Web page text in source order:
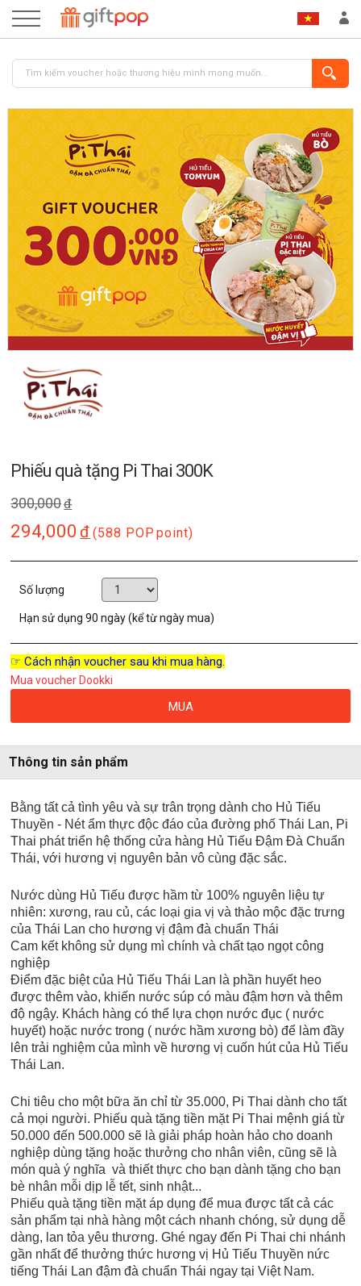
ĐĂNG NHẬP ĐĂNG KÝ
Phiếu quà tặng Pi Thai 300K
300,000đ
294,000 đ (588 POP point)
Số lượng
Hạn sử dụng90 ngày (kể từ ngày mua)
☞ Cách nhận voucher sau khi mua hàng.
Mua voucher Dookki
MUA
Thông tin sản phẩm
Bằng tất cả tình yêu và sự trân trọng dành cho Hủ Tiếu
Thuyền - Nét ẩm thực độc đáo của đường phố Thái Lan, Pi
Thai phát triển hệ thống cửa hàng Hủ Tiếu Đậm Đà Chuẩn
Thái, với hương vị nguyên bản vô cùng đặc sắc.
Nước dùng Hủ Tiếu được hầm từ 100% nguyên liệu tự
nhiên: xương, rau củ, các loại gia vị và thảo mộc đặc trưng
của Thái Lan cho hương vị đậm đà chuẩn Thái
Cam kết không sử dụng mì chính và chất tạo ngọt công
nghiệp
Điểm đặc biệt của Hủ Tiếu Thái Lan là phần huyết heo
được thêm vào, khiến nước súp có màu đậm hơn và thêm
độ ngậy. Khách hàng có thể lựa chọn nước đục ( nước
huyết) hoặc nước trong ( nước hầm xương bò) để làm đầy
lên trải nghiệm của mình về hương vị cuốn hút của Hủ Tiếu
Thái Lan.
Chi tiêu cho một bữa ăn chỉ từ 35.000, Pi Thai dành cho tất
cả mọi người. Phiếu quà tặng tiền mặt Pi Thai mệnh giá từ
50.000 đến 500.000 sẽ là giải pháp hoàn hảo cho doanh
nghiệp dùng tặng hoặc thưởng cho nhân viên, cũng sẽ là
món quà ý nghĩa và thiết thực cho bạn dành tặng cho bạn
bè nhân mỗi dịp lễ tết, sinh nhật...
Phiếu quà tặng tiền mặt áp dụng để mua được tất cả các
sản phẩm tại nhà hàng một cách nhanh chóng, sử dụng dễ
dàng, lan tỏa yêu thương. Ghé ngay đến Pi Thai chi nhánh
gần nhất để thưởng thức hương vị Hủ Tiếu Thuyền nức
tiếng Thái Lan đậm đà chuẩn Thái ngay tại Việt Nam.